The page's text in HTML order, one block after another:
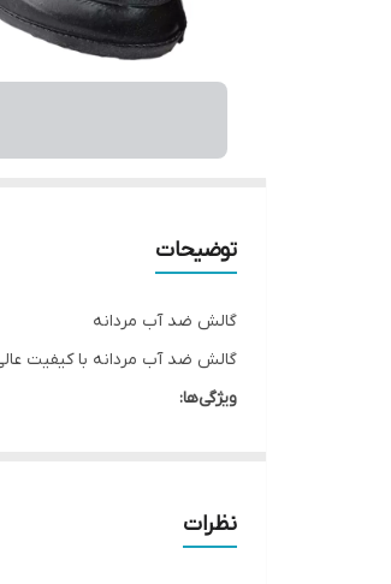
توضیحات
گالش ضد آب مردانه
گالش ضد آب مردانه با کیفیت
ویژگی‌ها:
استفاده آسان
مناسب روزهای بارانی
نظرات